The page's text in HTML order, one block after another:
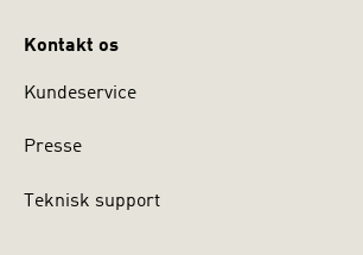
Kontakt os
Kundeservice
Presse
Teknisk support